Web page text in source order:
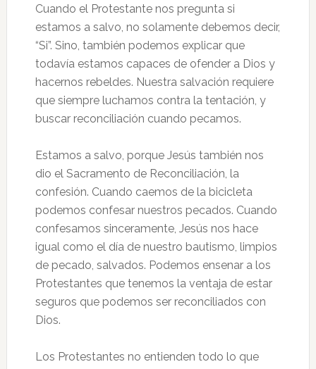
Cuando el Protestante nos pregunta si
estamos a salvo, no solamente debemos decir,
“Si”. Sino, también podemos explicar que
todavía estamos capaces de ofender a Dios y
hacernos rebeldes. Nuestra salvación requiere
que siempre luchamos contra la tentación, y
buscar reconciliación cuando pecamos.
Estamos a salvo, porque Jesús también nos
dio el Sacramento de Reconciliación, la
confesión. Cuando caemos de la bicicleta
podemos confesar nuestros pecados. Cuando
confesamos sinceramente, Jesús nos hace
igual como el día de nuestro bautismo, limpios
de pecado, salvados. Podemos ensenar a los
Protestantes que tenemos la ventaja de estar
seguros que podemos ser reconciliados con
Dios.
Los Protestantes no entienden todo lo que